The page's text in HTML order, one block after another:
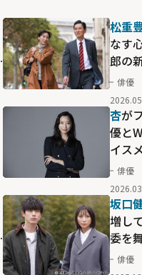
松重
なす
郎の
映画
俳優
杏が
優と
イス
ェク
ド語
う現
俳優
坂口
増し
委を
ー「
俳優